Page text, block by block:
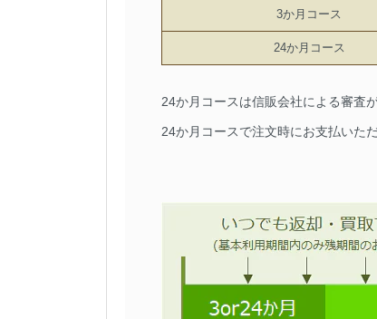
3か月コース
24か月コース
24か月コースは信販会社による審査
24か月コースで注文時にお支払いた